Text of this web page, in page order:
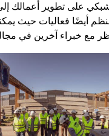
على تطوير أعمالك
ننظم أيضًا فعاليات حيث